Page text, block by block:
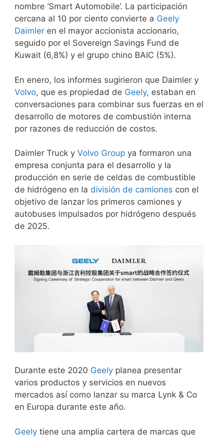
nombre ‘Smart Automobile’. La participación
cercana al 10 por ciento convierte a Geely
Daimler en el mayor accionista accionario,
seguido por el Sovereign Savings Fund de
Kuwait (6,8%) y el grupo chino BAIC (5%).
En enero, los informes sugirieron que Daimler y
Volvo, que es propiedad de Geely, estaban en
conversaciones para combinar sus fuerzas en el
desarrollo de motores de combustión interna
por razones de reducción de costos.
Daimler Truck y Volvo Group ya formaron una
empresa conjunta para el desarrollo y la
producción en serie de celdas de combustible
de hidrógeno en la división de camiones con el
objetivo de lanzar los primeros camiones y
autobuses impulsados por hidrógeno después
de 2025.
Durante este 2020 Geely planea presentar
varios productos y servicios en nuevos
mercados así como lanzar su marca Lynk & Co
en Europa durante este año.
Geely tiene una amplia cartera de marcas que